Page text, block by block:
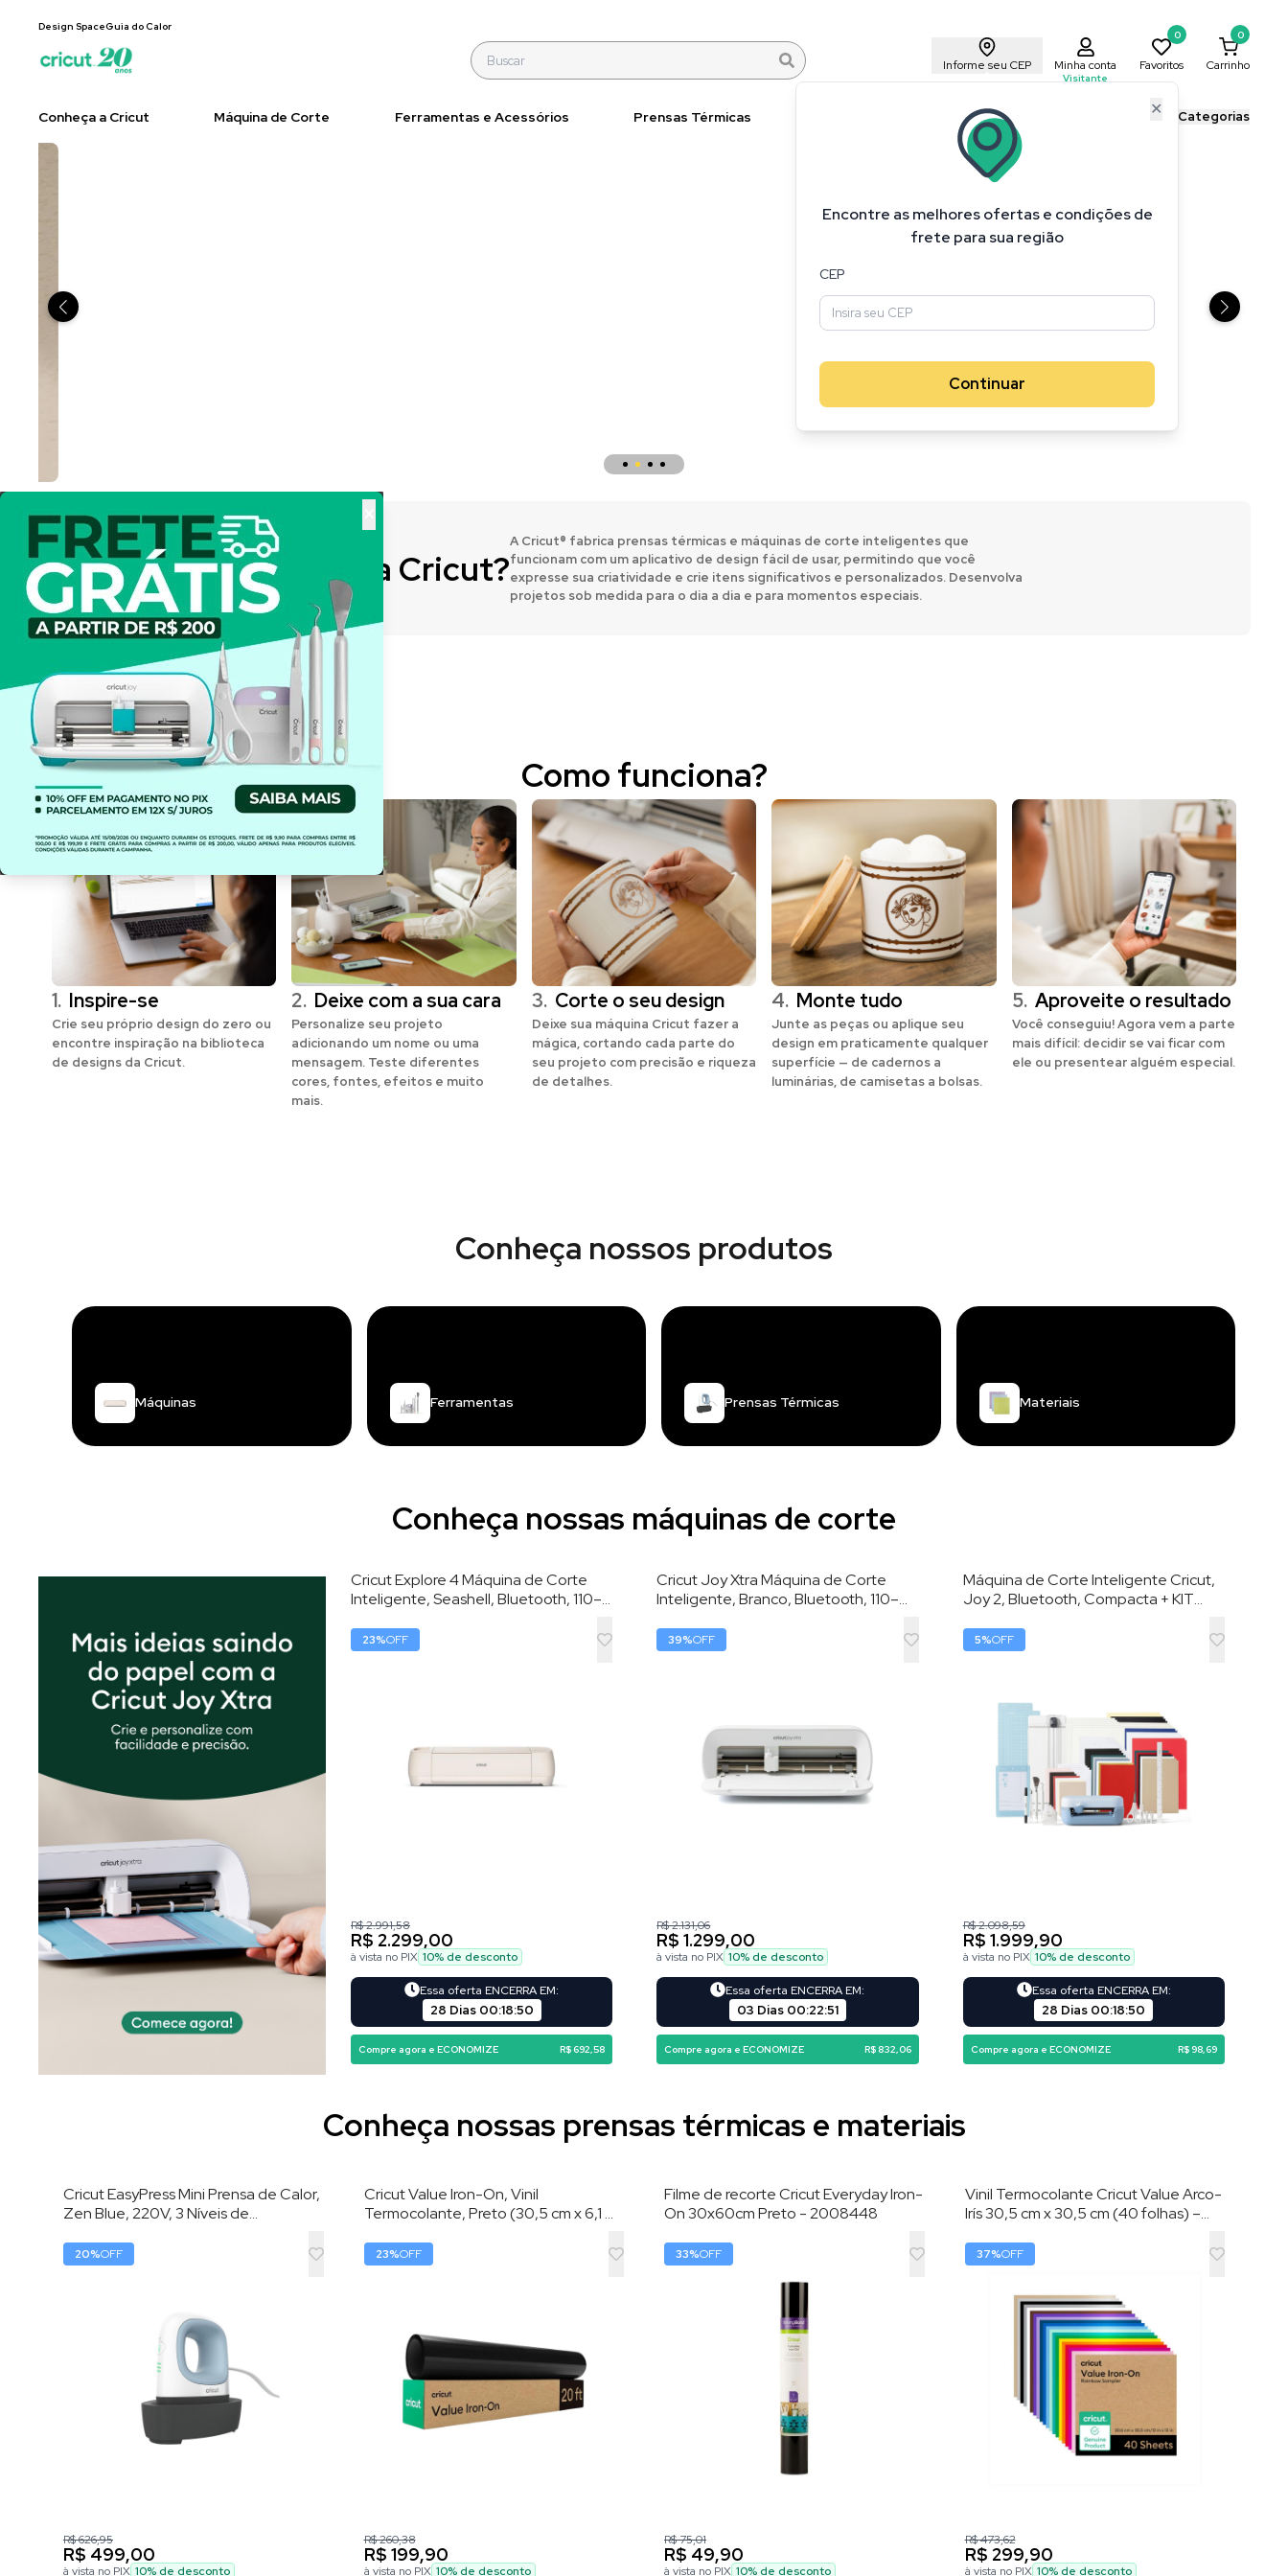
Design SpaceGuia do Calor
Informe seu CEP
✕
Encontre as melhores ofertas e condições de
frete para sua região
CEP
Continuar
Minha conta
Visitante
0
Favoritos
0
Carrinho
Conheça a Cricut Máquina de Corte Ferramentas e Acessórios Prensas Térmicas Blog Cricut Todas as Categorias
O que é a Cricut?
A Cricut® fabrica prensas térmicas e máquinas de corte inteligentes que
funcionam com um aplicativo de design fácil de usar, permitindo que você
expresse sua criatividade e crie itens significativos e personalizados. Desenvolva
projetos sob medida para o dia a dia e para momentos especiais.
Como funciona?
1. Inspire-se
Crie seu próprio design do zero ou
encontre inspiração na biblioteca
de designs da Cricut.
2. Deixe com a sua cara
Personalize seu projeto
adicionando um nome ou uma
mensagem. Teste diferentes
cores, fontes, efeitos e muito
mais.
3. Corte o seu design
Deixe sua máquina Cricut fazer a
mágica, cortando cada parte do
seu projeto com precisão e riqueza
de detalhes.
4. Monte tudo
Junte as peças ou aplique seu
design em praticamente qualquer
superfície — de cadernos a
luminárias, de camisetas a bolsas.
5. Aproveite o resultado
Você conseguiu! Agora vem a parte
mais difícil: decidir se vai ficar com
ele ou presentear alguém especial.
Conheça nossos produtos
Máquinas Ferramentas Prensas Térmicas Materiais
Conheça nossas máquinas de corte
Cricut Explore 4 Máquina de Corte
Inteligente, Seashell, Bluetooth, 110–
23%OFF
R$ 2.991,58
R$ 2.299,00
à vista no PIX 10% de desconto
Essa oferta ENCERRA EM:
28 Dias 00:18:48
Compre agora e ECONOMIZE R$ 692,58
Cricut Joy Xtra Máquina de Corte
Inteligente, Branco, Bluetooth, 110–
39%OFF
R$ 2.131,06
R$ 1.299,00
à vista no PIX 10% de desconto
Essa oferta ENCERRA EM:
03 Dias00:22:49
Compre agora e ECONOMIZE R$ 832,06
Máquina de Corte Inteligente Cricut,
Joy 2, Bluetooth, Compacta + KIT
5%OFF
R$ 2.098,59
R$ 1.999,90
à vista no PIX 10% de desconto
Essa oferta ENCERRA EM:
28 Dias 00:18:48
Compre agora e ECONOMIZE R$ 98,69
Conheça nossas prensas térmicas e materiais
Cricut EasyPress Mini Prensa de Calor,
Zen Blue, 220V, 3 Níveis de
20%OFF
R$ 626,95
R$ 499,00
à vista no PIX 10% de desconto
Cricut Value Iron-On, Vinil
Termocolante, Preto (30,5 cm x 6,1 m)
Calor)
23%OFF
R$ 260,38
R$ 199,90
à vista no PIX 10% de desconto
Filme de recorte Cricut Everyday Iron-
On 30x60cm Preto - 2008448
33%OFF
R$ 75,01
R$ 49,90
à vista no PIX 10% de desconto
Vinil Termocolante Cricut Value Arco-
Irís 30,5 cm x 30,5 cm (40 folhas) –
37%OFF
R$ 473,62
R$ 299,90
à vista no PIX 10% de desconto